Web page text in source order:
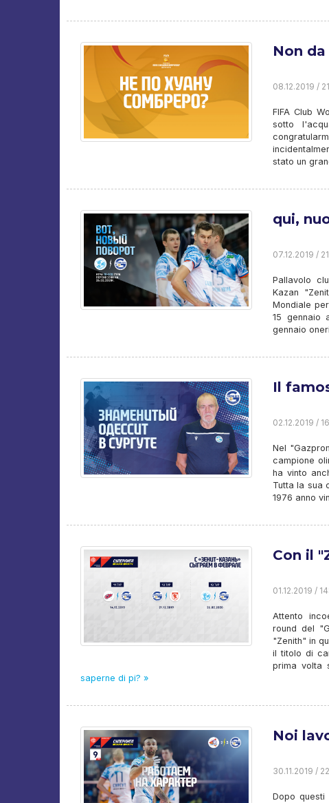
Non
08.12.2019 /
FIFA Club
sotto
stato un
qui,
07.12.2019 /
Pallavolo
Kazan
Mondiale
15 gennaio
gennaio
Il
02.12.2019 /
Nel
campione
ha vinto
Tutta la sua
1976 anno
Con il
01.12.2019 /
Attento
round del
"Zenith" in
il titolo di
prima volta
saperne di pi? »
Noi
30.11.2019 /
Dopo